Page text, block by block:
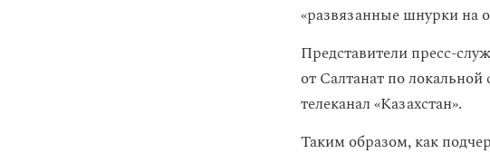
«развязанные шнурки на
Представители пресс-
от Салтанат по
телеканал «Казахстан».
Таким образом, как